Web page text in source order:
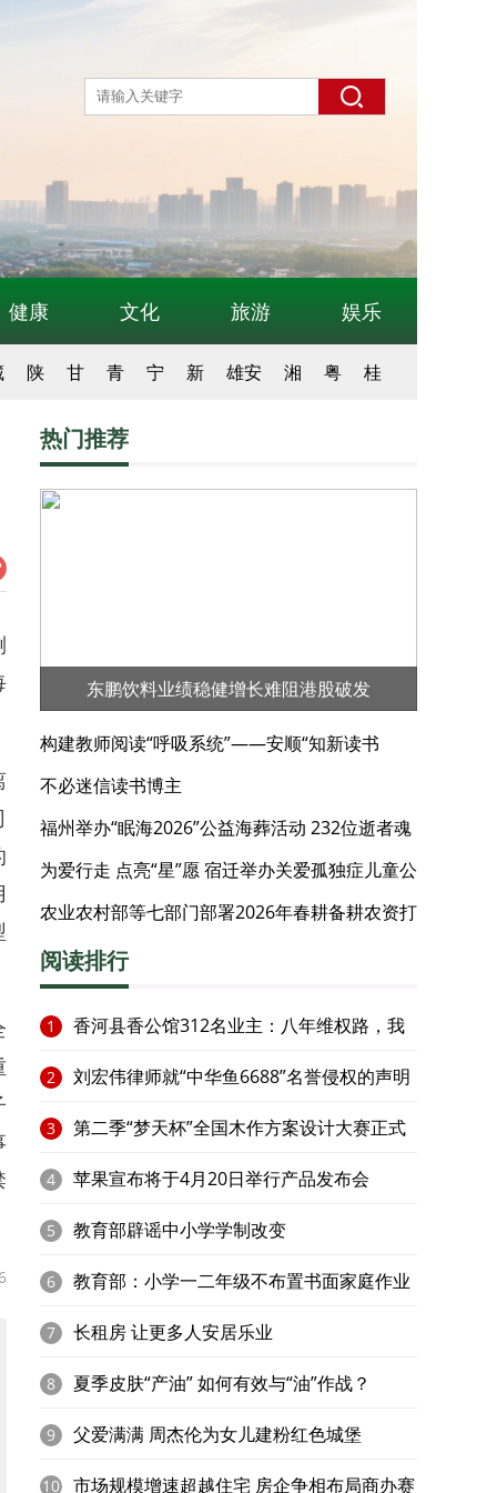
健康 文化 旅游 娱乐
陕 甘 青 宁 新 雄安 湘 粤 桂
热门推荐
东鹏饮料业绩稳健增长难阻港股破发
构建教师阅读“呼吸系统”——安顺“知新读书
会”的阅读实践
不必迷信读书博主
福州举办“眠海2026”公益海葬活动 232位逝者魂
归碧海
为爱行走 点亮“星”愿 宿迁举办关爱孤独症儿童公
益徒步活动
农业农村部等七部门部署2026年春耕备耕农资打
假工作
阅读排行
1 香河县香公馆312名业主：八年维权路，我
家在何处？​
2 刘宏伟律师就“中华鱼6688”名誉侵权的声明
3 第二季“梦天杯”全国木作方案设计大赛正式
启动
4 苹果宣布将于4月20日举行产品发布会
5 教育部辟谣中小学学制改变
6 教育部：小学一二年级不布置书面家庭作业
7 长租房 让更多人安居乐业
8 夏季皮肤“产油” 如何有效与“油”作战？
9 父爱满满 周杰伦为女儿建粉红色城堡
10 市场规模增速超越住宅 房企争相布局商办赛